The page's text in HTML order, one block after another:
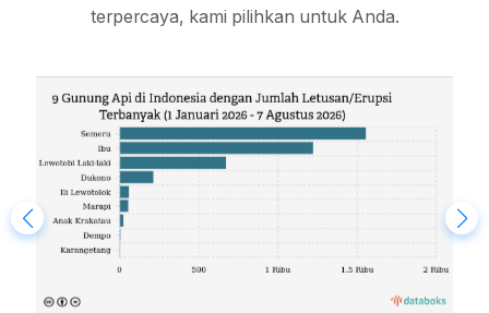
terpercaya, kami pilihkan untuk Anda.